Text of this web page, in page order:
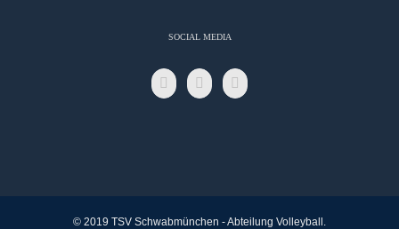
SOCIAL MEDIA
© 2019 TSV Schwabmünchen - Abteilung Volleyball.